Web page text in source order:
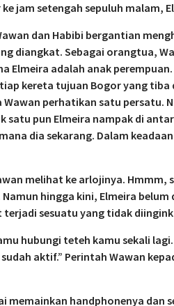
jam setengah sepuluh malam,
dan Habibi bergantian
diangkat. Sebagai orangtua,
Elmeira adalah anak
kereta tujuan Bogor yang tiba
Wawan perhatikan satu persatu.
satu pun Elmeira nampak di
dia sekarang. Dalam
melihat ke arlojinya. Hmmm,
hingga kini, Elmeira
sesuatu yang tidak
hubungi teteh kamu sekali
aktif.” Perintah Wawan
memainkan handphonenya dan